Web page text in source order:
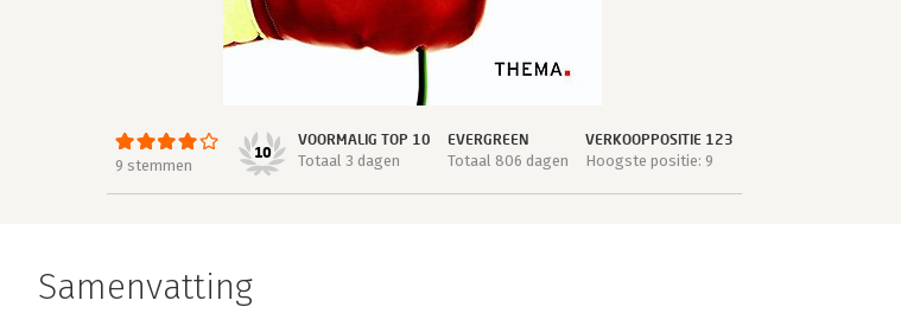
9 stemmen
10
VOORMALIG TOP 10
Totaal 3 dagen
EVERGREEN
Totaal 806 dagen
VERKOOPPOSITIE 123
Hoogste positie: 9
Samenvatting